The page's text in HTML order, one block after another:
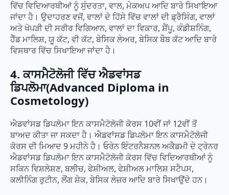
ਵਿੱਚ ਵਿਦਿਆਰਥੀਆਂ ਨੂੰ ਸੁੰਦਰਤਾ, ਵਾਲ, ਮੇਕਅਪ ਆਦਿ ਬਾਰੇ ਸਿਖਾਇਆ
ਜਾਂਦਾ ਹੈ। ਉਦਾਹਰਣ ਵਜੋਂ, ਵਾਲਾਂ ਦੇ ਹਿੱਸੇ ਵਿੱਚ ਵਾਲਾਂ ਦੀ ਡ੍ਰੈਸਿੰਗ, ਵਾਲਾਂ
ਅਤੇ ਖੋਪੜੀ ਦੀ ਸਰੀਰ ਵਿਗਿਆਨ, ਵਾਲਾਂ ਦਾ ਵਿਕਾਰ, ਸ਼ੈਂਪੂ, ਕੰਡੀਸ਼ਨਿੰਗ,
ਹੈੱਡ ਮਾਲਿਸ਼, ਯੂ ਕੱਟ, ਵੀ ਕੱਟ, ਬੇਸਿਕ ਲੇਅਰ, ਬੇਸਿਕ ਬੌਬ ਕੱਟ ਆਦਿ ਬਾਰੇ
ਵਿਸਥਾਰ ਵਿੱਚ ਸਿਖਾਇਆ ਜਾਂਦਾ ਹੈ।
4. ਕਾਸਮੈਟੋਲੋਜੀ ਵਿੱਚ ਐਡਵਾਂਸਡ
ਡਿਪਲੋਮਾ(Advanced Diploma in
Cosmetology)
ਐਡਵਾਂਸਡ ਡਿਪਲੋਮਾ ਇਨ ਕਾਸਮੈਟੋਲੋਜੀ ਕੋਰਸ 10ਵੀਂ ਜਾਂ 12ਵੀਂ ਤੋਂ
ਬਾਅਦ ਕੀਤਾ ਜਾ ਸਕਦਾ ਹੈ। ਐਡਵਾਂਸਡ ਡਿਪਲੋਮਾ ਇਨ ਕਾਸਮੈਟੋਲੋਜੀ
ਕੋਰਸ ਦੀ ਮਿਆਦ 9 ਮਹੀਨੇ ਹੈ। ਓਰੇਨ ਇੰਟਰਨੈਸ਼ਨਲ ਅਕੈਡਮੀ ਦੇ ਟ੍ਰੇਨਰ
ਐਡਵਾਂਸਡ ਡਿਪਲੋਮਾ ਇਨ ਕਾਸਮੈਟੋਲੋਜੀ ਕੋਰਸ ਵਿੱਚ ਵਿਦਿਆਰਥੀਆਂ ਨੂੰ
ਸਕਿਨ ਵਿਸ਼ਲੇਸ਼ਣ, ਬਲੀਚ, ਫੇਸ਼ੀਅਲ, ਫੇਸ਼ੀਅਲ ਮਾਲਿਸ਼ ਸਟੈਪਸ,
ਕਲੀਨਿੰਗ ਰੁਟੀਨ, ਲੌਂਗ ਸ਼ੇਕ, ਬੇਸਿਕ ਲੇਜ਼ਰ ਆਦਿ ਬਾਰੇ ਸਿਖਾਉਂਦੇ ਹਨ।